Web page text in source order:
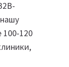
100-120